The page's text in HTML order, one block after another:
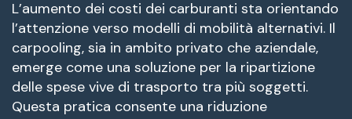
L’aumento dei costi dei carburanti sta orientando
l’attenzione verso modelli di mobilità alternativi. Il
carpooling, sia in ambito privato che aziendale,
emerge come una soluzione per la ripartizione
delle spese vive di trasporto tra più soggetti.
Questa pratica consente una riduzione